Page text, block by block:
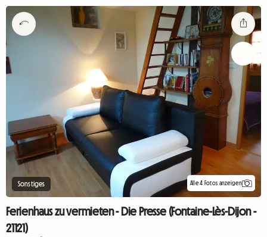
Sonstiges Alle 4 Fotos anzeigen
Ferienhaus zu vermieten - Die Presse (Fontaine-Lès-Dijon -
21121)